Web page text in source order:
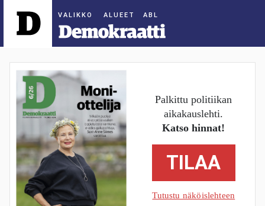
ALUEET
Palkittu politiikan
aikakauslehti.
Katso hinnat!
TILAA
Tutustu näköislehteen